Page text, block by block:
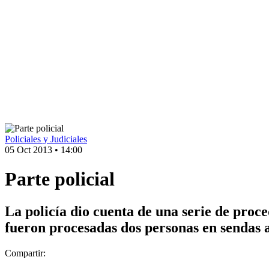
Policiales y Judiciales
05 Oct 2013 • 14:00
Parte policial
La policía dio cuenta de una serie de
fueron procesadas dos personas en
Compartir: